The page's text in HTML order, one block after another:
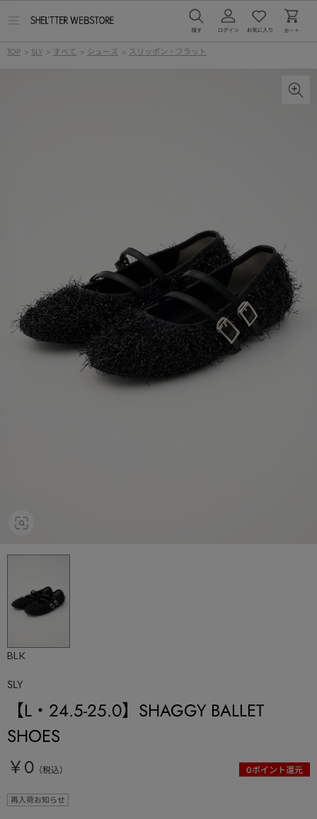
ー
TOP > SLY > すべて > シューズ > スリッポン・フラット
BLK
SLY
【L・24.5-25.0】SHAGGY BALLET
SHOES
￥0 （税込） 0ポイント還元
再入荷お知らせ